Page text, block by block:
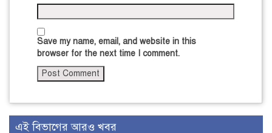
Save my name, email, and website in this
browser for the next time I comment.
এই বিভাগের আরও খবর